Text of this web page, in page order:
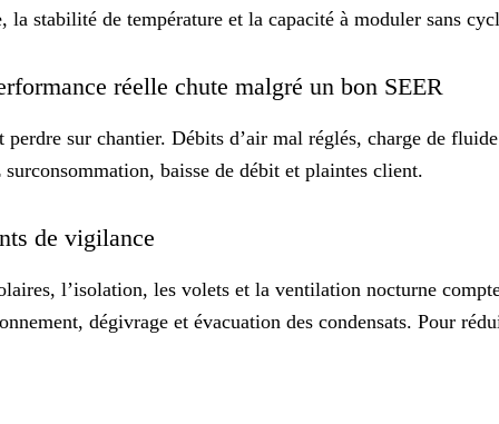
stabilité de température et la capacité à moduler sans
réelle chute malgré un bon SEER
sur chantier. Débits d’air mal réglés, charge de
baisse de débit et plaintes client.
de vigilance
l’isolation, les volets et la ventilation nocturne
dégivrage et évacuation des condensats. Pour